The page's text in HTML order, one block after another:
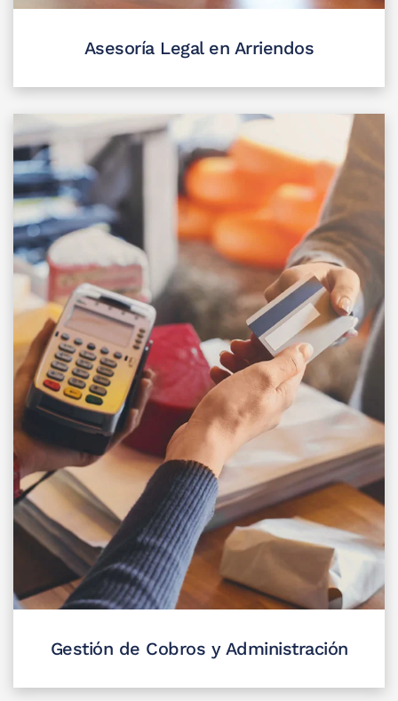
Asesoría Legal en Arriendos
Gestión de Cobros y Administración